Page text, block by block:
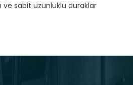
ve sabit uzunluklu duraklar